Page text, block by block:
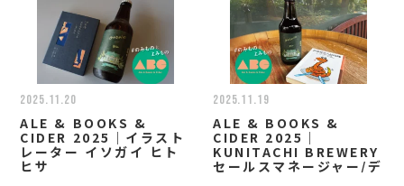
2025.11.20
ALE & BOOKS &
CIDER 2025｜イラスト
レーター イソガイ ヒト
ヒサ
2025.11.19
ALE & BOOKS &
CIDER 2025｜
KUNITACHI BREWERY
セールスマネージャー/デ